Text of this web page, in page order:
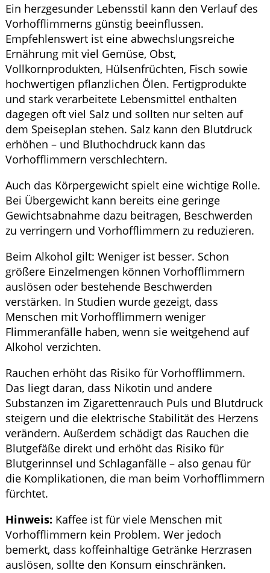
Ein herzgesunder Lebensstil kann den Verlauf des
Vorhofflimmerns günstig beeinflussen.
Empfehlenswert ist eine abwechslungsreiche
Ernährung mit viel Gemüse, Obst,
Vollkornprodukten, Hülsenfrüchten, Fisch sowie
hochwertigen pflanzlichen Ölen. Fertigprodukte
und stark verarbeitete Lebensmittel enthalten
dagegen oft viel Salz und sollten nur selten auf
dem Speiseplan stehen. Salz kann den Blutdruck
erhöhen – und Bluthochdruck kann das
Vorhofflimmern verschlechtern.
Auch das Körpergewicht spielt eine wichtige Rolle.
Bei Übergewicht kann bereits eine geringe
Gewichtsabnahme dazu beitragen, Beschwerden
zu verringern und Vorhofflimmern zu reduzieren.
Beim Alkohol gilt: Weniger ist besser. Schon
größere Einzelmengen können Vorhofflimmern
auslösen oder bestehende Beschwerden
verstärken. In Studien wurde gezeigt, dass
Menschen mit Vorhofflimmern weniger
Flimmeranfälle haben, wenn sie weitgehend auf
Alkohol verzichten.
Rauchen erhöht das Risiko für Vorhofflimmern.
Das liegt daran, dass Nikotin und andere
Substanzen im Zigarettenrauch Puls und Blutdruck
steigern und die elektrische Stabilität des Herzens
verändern. Außerdem schädigt das Rauchen die
Blutgefäße direkt und erhöht das Risiko für
Blutgerinnsel und Schlaganfälle – also genau für
die Komplikationen, die man beim Vorhofflimmern
fürchtet.
Hinweis: Kaffee ist für viele Menschen mit
Vorhofflimmern kein Problem. Wer jedoch
bemerkt, dass koffeinhaltige Getränke Herzrasen
auslösen, sollte den Konsum einschränken.